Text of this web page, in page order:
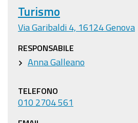
Turismo
Via Garibaldi 4, 16124 Genova
RESPONSABILE
Anna Galleano
TELEFONO
010 2704 561